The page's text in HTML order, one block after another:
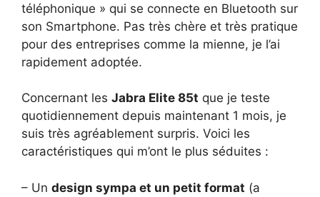
téléphonique » qui se connecte en Bluetooth sur
son Smartphone. Pas très chère et très pratique
pour des entreprises comme la mienne, je l’ai
rapidement adoptée.
Concernant les Jabra Elite 85t que je teste
quotidiennement depuis maintenant 1 mois, je
suis très agréablement surpris. Voici les
caractéristiques qui m’ont le plus séduites :
– Un design sympa et un petit format (a